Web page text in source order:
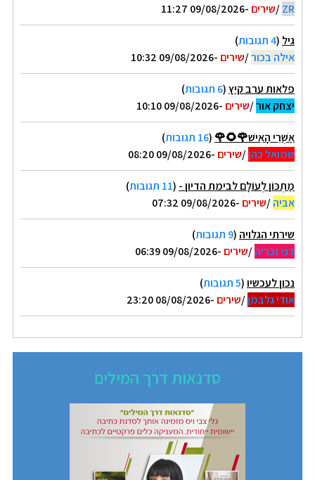
ZR
/שירים -09/08/2026 11:27
גיל (4 תגובות
)
אילה בכור/שירים -09/08/2026 10:32
פלאות ערב קיץ(6 תגובות
)
יצחק אור/שירים -09/08/2026 10:10
אַשְׁרֵי הָאִישׁ🌹🌻🌹 (16 תגובות
)
שמואל כהן/שירים -09/08/2026 08:20
מַתְכּוֹן לְעוֹלָם לבימת הדיון - (11 תגובות
)
אביה/שירים -09/08/2026 07:32
שירתי הגלויה (9 תגובות
)
דני זכריה/שירים -09/08/2026 06:39
נכון לעכשיו(5 תגובות
)
אודי גלבמן/שירים -08/08/2026 23:20
סדנאות דרך המילים